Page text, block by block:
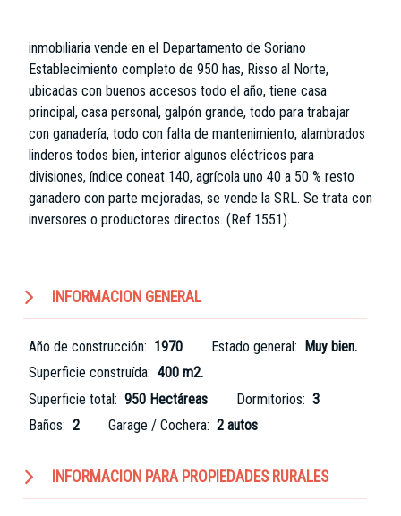
inmobiliaria vende en el Departamento de Soriano
Establecimiento completo de 950 has, Risso al Norte,
ubicadas con buenos accesos todo el año, tiene casa
principal, casa personal, galpón grande, todo para trabajar
con ganadería, todo con falta de mantenimiento, alambrados
linderos todos bien, interior algunos eléctricos para
divisiones, índice coneat 140, agrícola uno 40 a 50 % resto
ganadero con parte mejoradas, se vende la SRL. Se trata con
inversores o productores directos. (Ref 1551).
INFORMACION GENERAL
Año de construcción: 1970 Estado general: Muy bien.
Superficie construída: 400 m2.
Superficie total: 950 Hectáreas Dormitorios: 3
Baños: 2 Garage / Cochera: 2 autos
INFORMACION PARA PROPIEDADES RURALES